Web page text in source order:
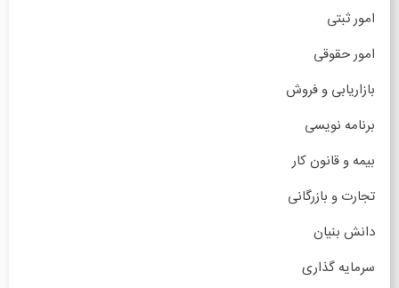
امور ثبتی
امور حقوقی
بازاریابی و فروش
برنامه نویسی
بیمه و قانون کار
تجارت و بازرگانی
دانش بنیان
سرمایه گذاری